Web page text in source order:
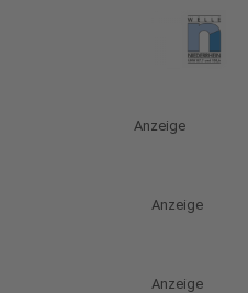
Anzeige
Anzeige
Anzeige